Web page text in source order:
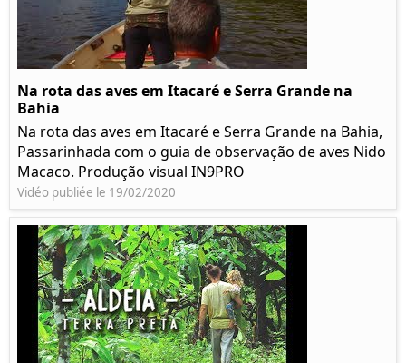
Na rota das aves em Itacaré e Serra Grande na
Bahia
Na rota das aves em Itacaré e Serra Grande na Bahia,
Passarinhada com o guia de observação de aves Nido
Macaco. Produção visual IN9PRO
Vidéo publiée le 19/02/2020